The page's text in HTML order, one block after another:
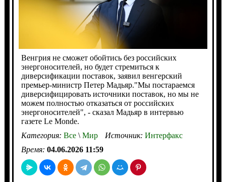
Венгрия не сможет обойтись без российских
энергоносителей, но будет стремиться к
диверсификации поставок, заявил венгерский
премьер-министр Петер Мадьяр."Мы постараемся
диверсифицировать источники поставок, но мы не
можем полностью отказаться от российских
энергоносителей", - сказал Мадьяр в интервью
газете Le Monde.
Категория: Все\Мир Источник: Интерфакс
Время: 04.06.2026 11:59